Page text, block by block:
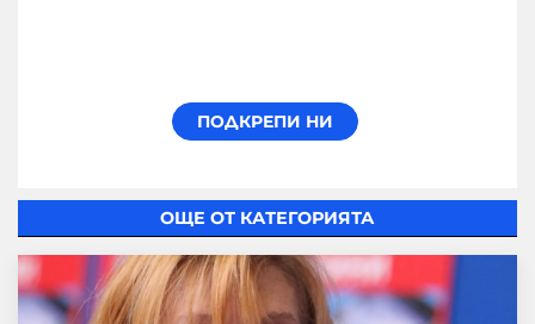
ОЩЕ ОТ КАТЕГОРИЯТА